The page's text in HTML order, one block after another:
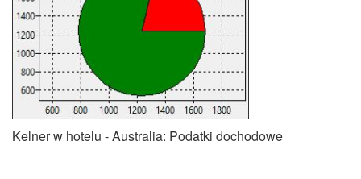
Kelner w hotelu - Australia: Podatki dochodowe